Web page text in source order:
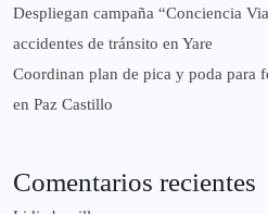
‎Despliegan campaña “Conciencia
accidentes de tránsito en Yare
Coordinan plan de pica y poda para
en Paz Castillo
Comentarios recientes